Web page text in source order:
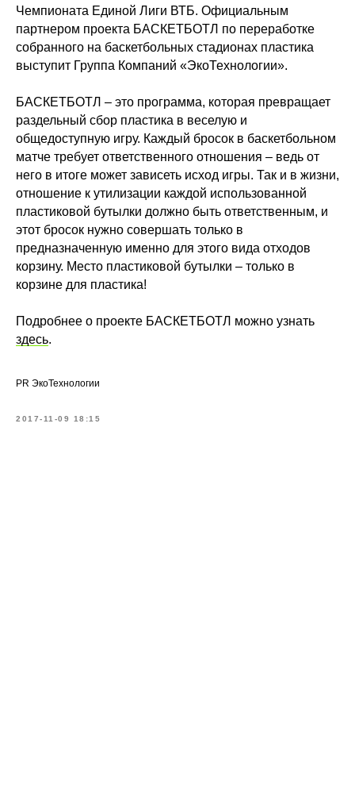
Чемпионата Единой Лиги ВТБ. Официальным
партнером проекта БАСКЕТБОТЛ по переработке
собранного на баскетбольных стадионах пластика
выступит Группа Компаний «ЭкоТехнологии».
БАСКЕТБОТЛ – это программа, которая превращает
раздельный сбор пластика в веселую и
общедоступную игру. Каждый бросок в баскетбольном
матче требует ответственного отношения – ведь от
него в итоге может зависеть исход игры. Так и в жизни,
отношение к утилизации каждой использованной
пластиковой бутылки должно быть ответственным, и
этот бросок нужно совершать только в
предназначенную именно для этого вида отходов
корзину. Место пластиковой бутылки – только в
корзине для пластика!
Подробнее о проекте БАСКЕТБОТЛ можно узнать
здесь.
PR ЭкоТехнологии
2017-11-09 18:15